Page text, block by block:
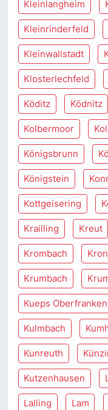
Kleinlangheim
Kleinrinderfeld
Kleinwallstadt
Klosterlechfeld
Köditz Ködnitz
Kolbermoor
Königsbrunn
Königstein
Kottgeisering
Krailling Kreut
Krombach
Krumbach
Kueps Oberfranken
Kulmbach
Kunreuth
Kutzenhausen
Lalling Lam